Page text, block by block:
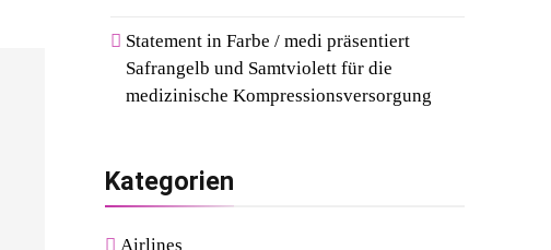
Statement in Farbe / medi präsentiert
Safrangelb und Samtviolett für die
medizinische Kompressionsversorgung
Kategorien
Airlines